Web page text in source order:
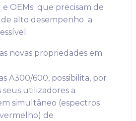
e OEMs que precisam de
de alto desempenho a
novas propriedades em
A300/600, possibilita, por
seus utilizadores a
simultâneo (espectros
de